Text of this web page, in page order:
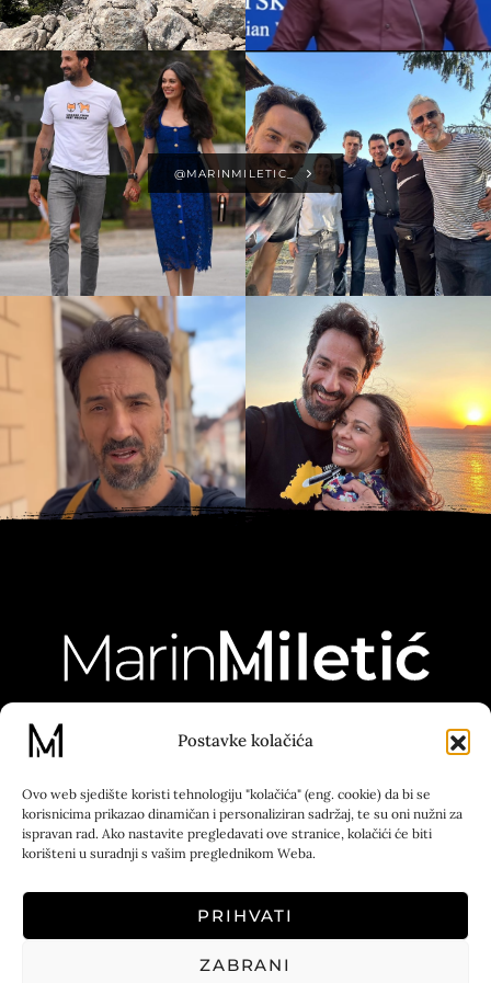
Postavke kolačića
Ovo web sjedište koristi tehnologiju "kolačića" (eng. cookie) da bi se
korisnicima prikazao dinamičan i personaliziran sadržaj, te su oni nužni za
ispravan rad. Ako nastavite pregledavati ove stranice, kolačići će biti
korišteni u suradnji s vašim preglednikom Weba.
PRIHVATI
ZABRANI
@MARINMILETIC_
23K 5K
Kontakt Press
Tel: 00 385 51 670 019
Adresa: Korzo 8,
51000 Rijeka